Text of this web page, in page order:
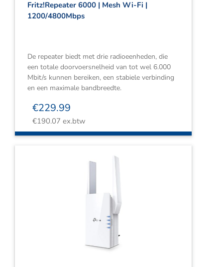
Fritz!Repeater 6000 | Mesh Wi-Fi |
1200/4800Mbps
De repeater biedt met drie radioeenheden, die
een totale doorvoersnelheid van tot wel 6.000
Mbit/s kunnen bereiken, een stabiele verbinding
en een maximale bandbreedte.
€229.99
€190.07 ex.btw